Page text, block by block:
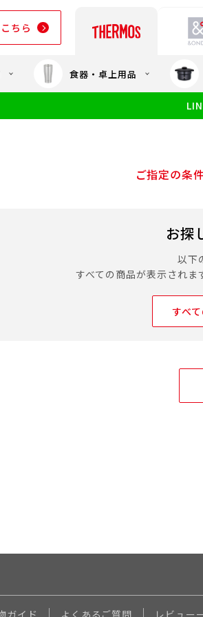
ちら
部品購入はこちら
食洗
食器・卓上用品
ご指定の条
お探
以下
すべての商品が表示されま
すべ
ガイド よくあるご質問 レビュー